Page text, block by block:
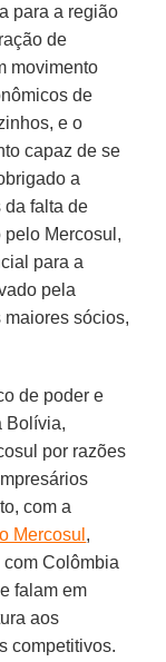
para a região
de
movimento
de
e o
capaz de se
a
da falta de
pelo Mercosul,
para a
pela
sócios,
de poder e
Bolívia,
por razões
com a
Mercosul ,
Colômbia
falam em
aos
competitivos.